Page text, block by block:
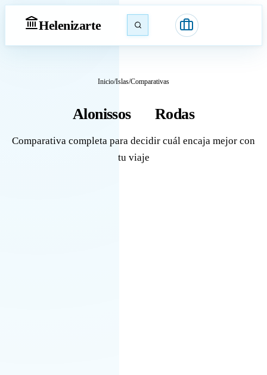
Helenizarte
Inicio/Islas/Comparativas
Alonissos Rodas
Comparativa completa para decidir cuál encaja mejor con
tu viaje